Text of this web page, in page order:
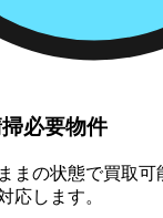
必要物件
まの状態で買取
応します。